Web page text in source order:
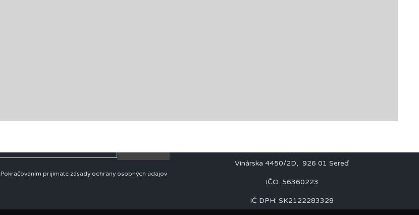
Odoberať denné menu
Pokračovaním prijímate zásady ochrany osobných údajov
Prevádzkovateľ
Vinárska 4450/2D, 926 01 Sereď
IČO: 56360223
IČ DPH: SK2122283328